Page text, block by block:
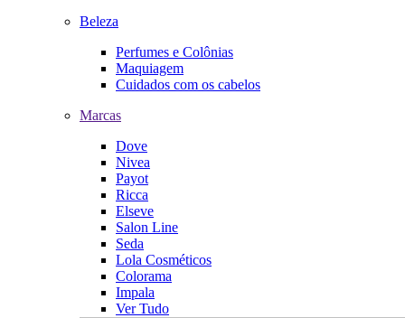
Beleza
Perfumes e Colônias
Maquiagem
Cuidados com os cabelos
Marcas
Dove
Nivea
Payot
Ricca
Elseve
Salon Line
Seda
Lola Cosméticos
Colorama
Impala
Ver Tudo